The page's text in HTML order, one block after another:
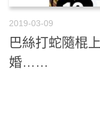
2019-03-09
巴絲打蛇隨棍
婚……